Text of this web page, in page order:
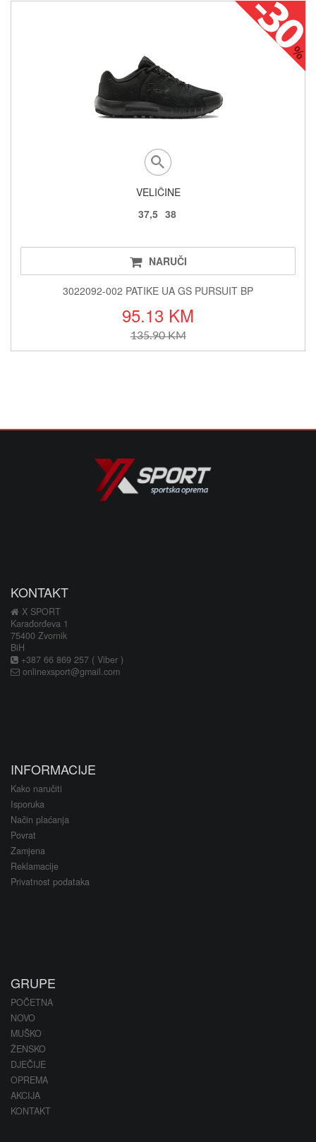
VELIČINE
37,5 38
NARUČI
3022092-002 PATIKE UA GS PURSUIT BP
95.13 KM
135.90 KM
KONTAKT
X SPORT
Karađorđeva 1
75400 Zvornik
BiH
+387 66 869 257 ( Viber )
onlinexsport@gmail.com
INFORMACIJE
Kako naručiti
Isporuka
Način plaćanja
Povrat
Zamjena
Reklamacije
Privatnost podataka
GRUPE
POČETNA
NOVO
MUŠKO
ŽENSKO
DJEČIJE
OPREMA
AKCIJA
KONTAKT